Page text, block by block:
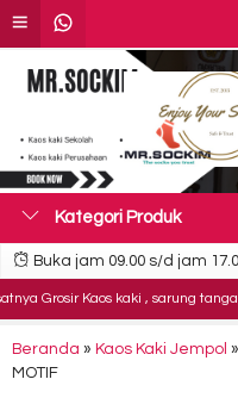
Kategori Produk
Buka jam 09.00 s/d jam
Kaos kaki , sarung tangan,
Beranda » Kaos Kaki Jempol »
MOTIF